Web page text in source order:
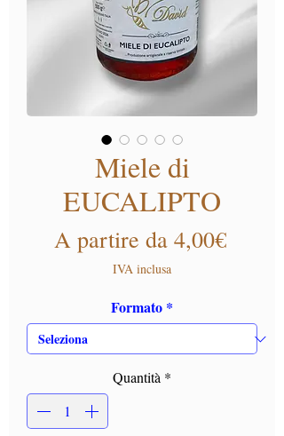
Miele di
EUCALIPTO
A partire da 4,00€
IVA inclusa
Formato *
Quantità *